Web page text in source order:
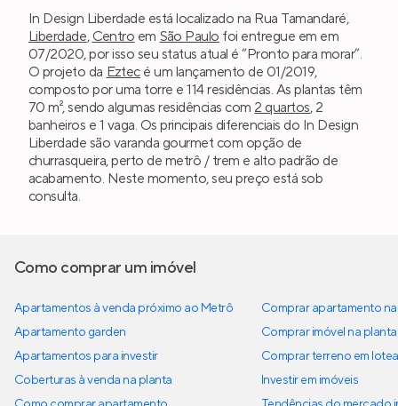
In Design Liberdade está localizado na Rua Tamandaré,
Liberdade, Centro em São Paulo foi entregue em em
07/2020, por isso seu status atual é “Pronto para morar”.
O projeto da Eztec é um lançamento de 01/2019,
composto por uma torre e 114 residências. As plantas têm
70 m², sendo algumas residências com 2 quartos, 2
banheiros e 1 vaga. Os principais diferenciais do In Design
Liberdade são varanda gourmet com opção de
churrasqueira, perto de metrô / trem e alto padrão de
acabamento. Neste momento, seu preço está sob
consulta.
Como comprar um imóvel
Apartamentos à venda próximo ao Metrô
Apartamento garden
Apartamentos para investir
Coberturas à venda na planta
Comprar apartamento
Comprar imóvel na planta
Comprar terreno em
Investir em imóveis